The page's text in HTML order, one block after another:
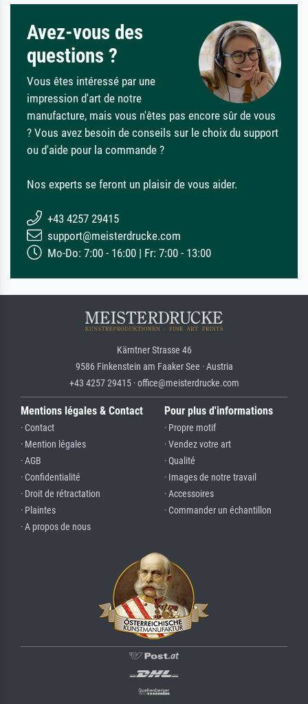
Avez-vous des
questions ?
Vous êtes intéressé par une
impression d'art de notre
manufacture, mais vous n'êtes pas encore sûr de vous
? Vous avez besoin de conseils sur le choix du support
ou d'aide pour la commande ?
Nos experts se feront un plaisir de vous aider.
+43 4257 29415
support@meisterdrucke.com
Mo-Do: 7:00 - 16:00 | Fr: 7:00 - 13:00
Kärntner Strasse 46
9586 Finkenstein am Faaker See · Austria
+43 4257 29415 · office@meisterdrucke.com
Mentions légales & Contact
· Contact
· Mention légales
· AGB
· Confidentialité
· Droit de rétractation
· Plaintes
· A propos de nous
Pour plus d'informations
· Propre motif
· Vendez votre art
· Qualité
· Images de notre travail
· Accessoires
· Commander un échantillon